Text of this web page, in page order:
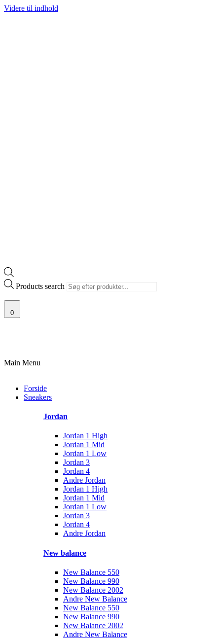
Videre til indhold
Products search
0
Main Menu
Forside
Sneakers
Jordan
Jordan 1 High
Jordan 1 Mid
Jordan 1 Low
Jordan 3
Jordan 4
Andre Jordan
Jordan 1 High
Jordan 1 Mid
Jordan 1 Low
Jordan 3
Jordan 4
Andre Jordan
New balance
New Balance 550
New Balance 990
New Balance 2002
Andre New Balance
New Balance 550
New Balance 990
New Balance 2002
Andre New Balance